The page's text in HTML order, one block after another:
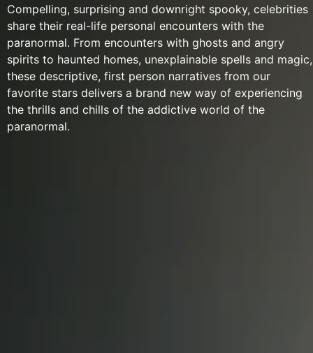
Compelling, surprising and downright spooky, celebrities
share their real-life personal encounters with the
paranormal. From encounters with ghosts and angry
spirits to haunted homes, unexplainable spells and magic,
these descriptive, first person narratives from our
favorite stars delivers a brand new way of experiencing
the thrills and chills of the addictive world of the
paranormal.